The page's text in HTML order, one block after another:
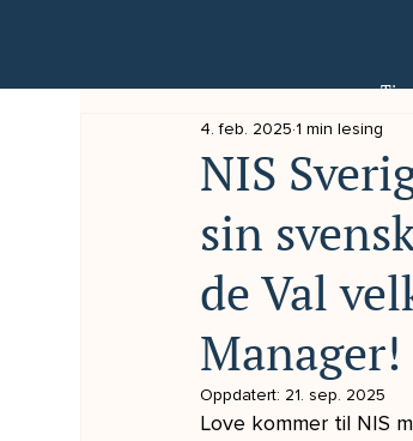
NIS
sin
de Val
Manager!
4. feb. 2025 1 min lesing
Oppdatert: 21. sep. 2025
Love kommer til NIS